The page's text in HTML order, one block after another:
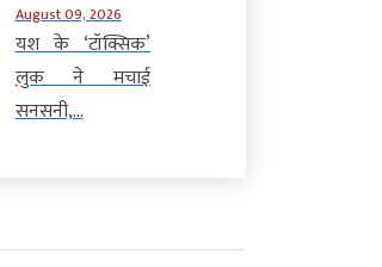
August 09, 2026
यश के ‘टॉक्सिक’
लुक ने मचाई
सनसनी,...